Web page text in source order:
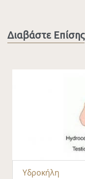
Διαβάστε Επίσης
Υδροκήλη